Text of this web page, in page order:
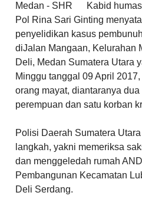
Medan - SHR Kabid humas
Pol Rina Sari Ginting
penyelidikan kasus
diJalan Mangaan, Kelurahan
Deli, Medan Sumatera Utara
Minggu tanggal 09 April
orang mayat, diantaranya
perempuan dan satu korban
Polisi Daerah Sumatera
langkah, yakni memeriksa
dan menggeledah rumah
Pembangunan Kecamatan
Deli Serdang.